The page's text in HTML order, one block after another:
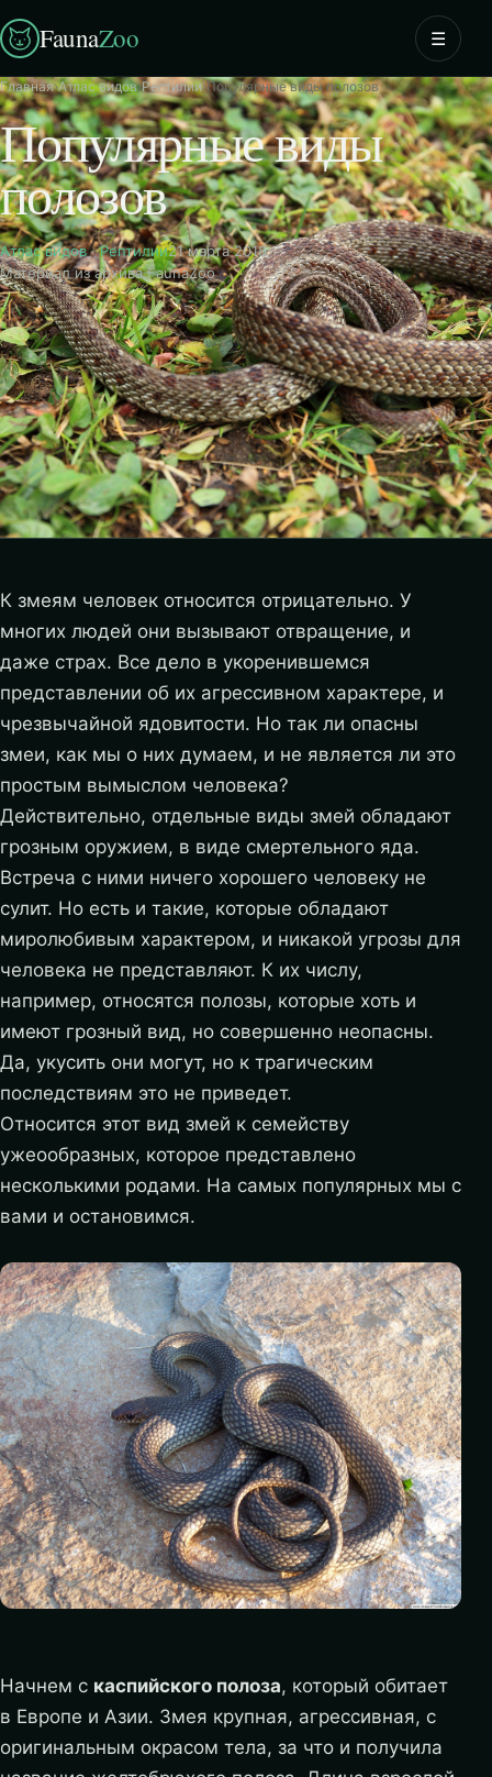
FaunaZoo ☰
Главная›Атлас видов›Рептилии›Популярные виды полозов
Популярные виды
полозов
Атлас видов·Рептилии21 марта 2018
Материал из архива FaunaZoo
К змеям человек относится отрицательно. У
многих людей они вызывают отвращение, и
даже страх. Все дело в укоренившемся
представлении об их агрессивном характере, и
чрезвычайной ядовитости. Но так ли опасны
змеи, как мы о них думаем, и не является ли это
простым вымыслом человека?
Действительно, отдельные виды змей обладают
грозным оружием, в виде смертельного яда.
Встреча с ними ничего хорошего человеку не
сулит. Но есть и такие, которые обладают
миролюбивым характером, и никакой угрозы для
человека не представляют. К их числу,
например, относятся полозы, которые хоть и
имеют грозный вид, но совершенно неопасны.
Да, укусить они могут, но к трагическим
последствиям это не приведет.
Относится этот вид змей к семейству
ужеообразных, которое представлено
несколькими родами. На самых популярных мы с
вами и остановимся.
Начнем с каспийского полоза, который обитает
в Европе и Азии. Змея крупная, агрессивная, с
оригинальным окрасом тела, за что и получила